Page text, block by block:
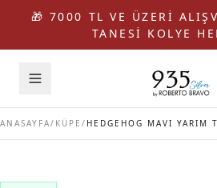
🎁 7000 TL VE ÜZERİ
TANESİ KOLYE
ANASAYFA/ KÜPE /